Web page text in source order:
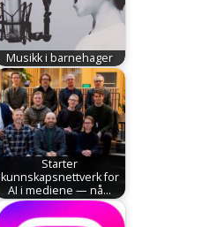
Musikk i barnehager
Starter
kunnskapsnettverk for
AI i mediene — nå…